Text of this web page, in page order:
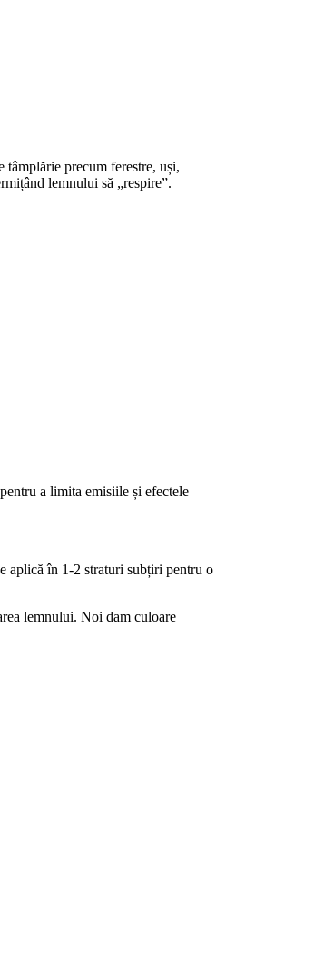
tâmplărie precum ferestre, uși,
lemnului să „respire”.
a limita emisiile și efectele
aplică în 1-2 straturi subțiri pentru o
lemnului. Noi dam culoare